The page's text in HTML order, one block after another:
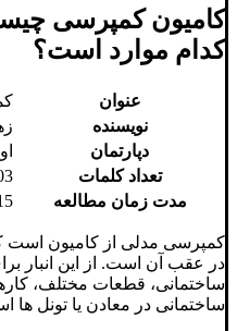
کامیون کمپرسی
کدام موارد است؟
عنوان
نویسنده
دپارتمان
تعداد کلمات
مدت زمان مطالعه
15
کمپرسی مدلی از کامیون است
در عقب آن است. از این انبار
ساختمانی، قطعات مختلف،
ساختمانی در معادن یا تونل ها